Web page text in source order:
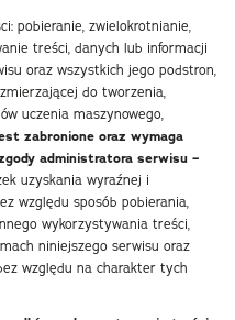
pobieranie, zwielokrotnianie,
treści, danych lub informacji
oraz wszystkich jego podstron,
do tworzenia,
uczenia maszynowego,
zabronione oraz wymaga
administratora serwisu –
uzyskania wyraźnej i
względu sposób pobierania,
wykorzystywania treści,
niniejszego serwisu oraz
względu na charakter tych